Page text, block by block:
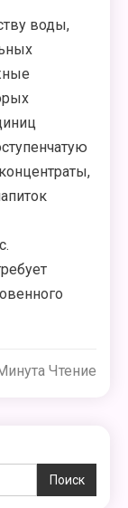
воды,
Чтение
Поиск